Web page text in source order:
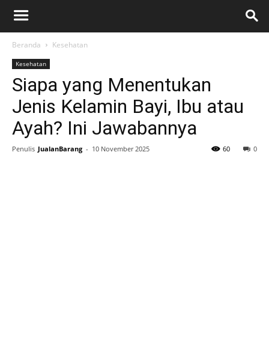
Beranda Kesehatan
Kesehatan
Siapa yang Menentukan
Jenis Kelamin Bayi, Ibu atau
Ayah? Ini Jawabannya
Penulis JualanBarang - 10 November 2025 0
60